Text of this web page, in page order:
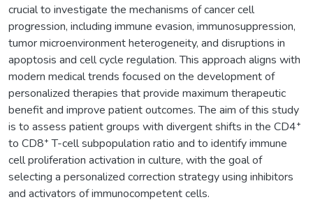
crucial to investigate the mechanisms of cancer cell
progression, including immune evasion, immunosuppression,
tumor microenvironment heterogeneity, and disruptions in
apoptosis and cell cycle regulation. This approach aligns with
modern medical trends focused on the development of
personalized therapies that provide maximum therapeutic
benefit and improve patient outcomes. The aim of this study
is to assess patient groups with divergent shifts in the CD4⁺
to CD8⁺ T-cell subpopulation ratio and to identify immune
cell proliferation activation in culture, with the goal of
selecting a personalized correction strategy using inhibitors
and activators of immunocompetent cells.